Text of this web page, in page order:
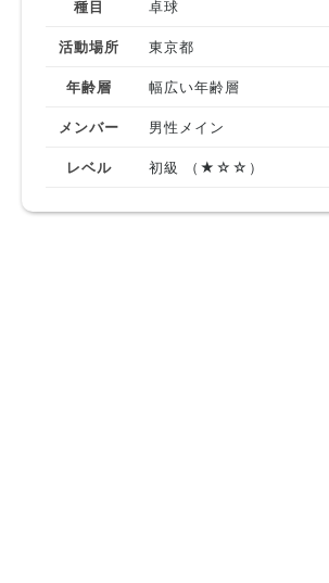
種目 卓球
活動場所 東京都
年齢層 幅広い年齢層
メンバー 男性メイン
レベル 初級 （★☆☆）